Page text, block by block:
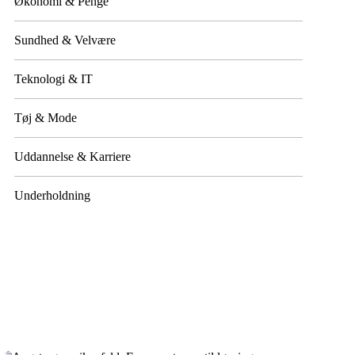
Sundhed & Velvære
Teknologi & IT
Tøj & Mode
Uddannelse & Karriere
Underholdning